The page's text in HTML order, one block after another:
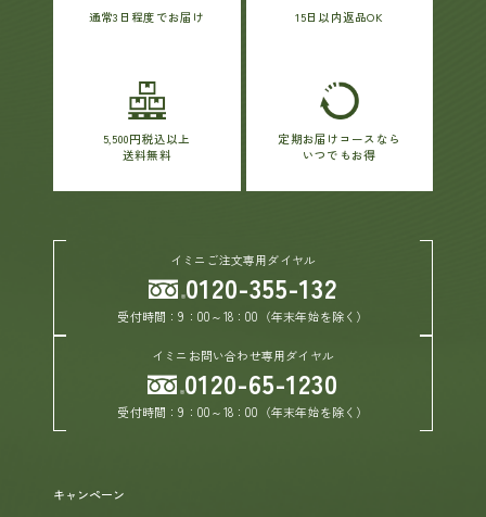
お買い物ガイド
通常3日程度でお届け 15日以内返品OK
5,500円税込以上
送料無料
定期お届けコースなら
いつでもお得
キャンペーン
イミニご注文専用ダイヤル
0120-355-132
受付時間：9：00～18：00（年末年始を除く）
イミニお問い合わせ専用ダイヤル
0120-65-1230
受付時間：9：00～18：00（年末年始を除く）